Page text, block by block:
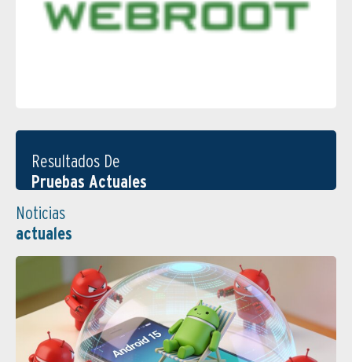
Resultados De
Pruebas Actuales
Noticias
actuales